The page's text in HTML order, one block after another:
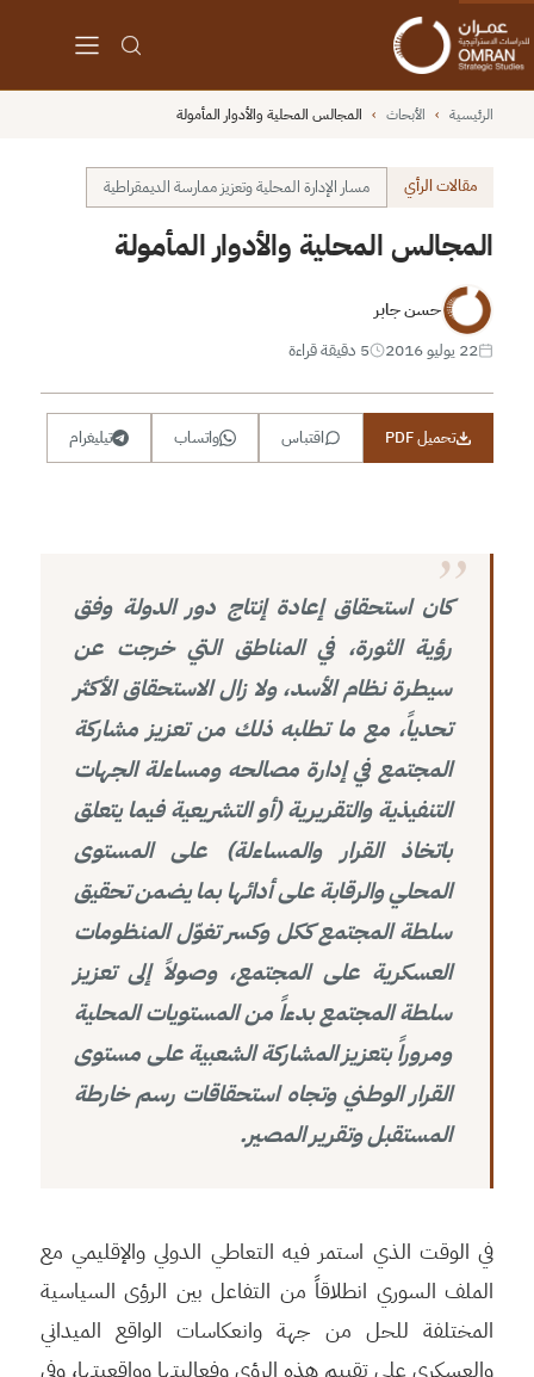
الرئيسية › الأبحاث › المجالس المحلية والأدوار المأمولة
مقالات الرأي مسار الإدارة المحلية وتعزيز ممارسة الديمقراطية
المجالس المحلية والأدوار المأمولة
حسن جابر
22 يوليو 2016
5 دقيقة قراءة
تحميل PDF اقتباس واتساب تيليغرام
كان استحقاق إعادة إنتاج دور الدولة وفق
رؤية الثورة، في المناطق التي خرجت عن
سيطرة نظام الأسد، ولا زال الاستحقاق الأكثر
تحدياً، مع ما تطلبه ذلك من تعزيز مشاركة
المجتمع في إدارة مصالحه ومساءلة الجهات
التنفيذية والتقريرية (أو التشريعية فيما يتعلق
باتخاذ القرار والمساءلة) على المستوى
المحلي والرقابة على أدائها بما يضمن تحقيق
سلطة المجتمع ككل وكسر تغوّل المنظومات
العسكرية على المجتمع، وصولاً إلى تعزيز
سلطة المجتمع بدءاً من المستويات المحلية
ومروراً بتعزيز المشاركة الشعبية على مستوى
القرار الوطني وتجاه استحقاقات رسم خارطة
المستقبل وتقرير المصير.
في الوقت الذي استمر فيه التعاطي الدولي والإقليمي مع
الملف السوري انطلاقاً من التفاعل بين الرؤى السياسية
المختلفة للحل من جهة وانعكاسات الواقع الميداني
والعسكري على تقييم هذه الرؤى وفعاليتها وواقعيتها، وفي